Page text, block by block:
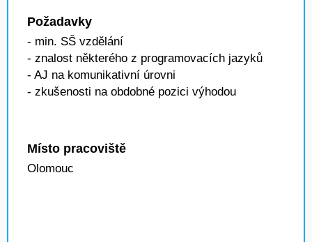
Požadavky
- min. SŠ vzdělání
- znalost některého z programovacích jazyků
- AJ na komunikativní úrovni
- zkušenosti na obdobné pozici výhodou
Místo pracoviště
Olomouc